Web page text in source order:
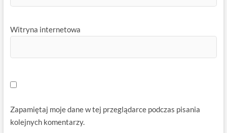
Witryna internetowa
Zapamiętaj moje dane w tej przeglądarce podczas pisania
kolejnych komentarzy.